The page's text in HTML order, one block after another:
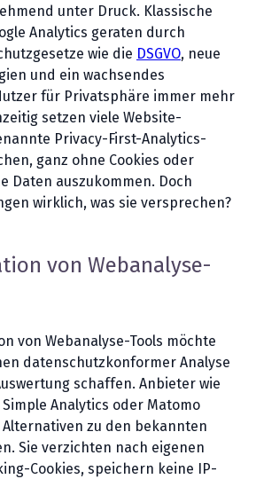
unter Druck. Klassische
Analytics geraten durch
wie die DSGVO, neue
und ein wachsendes
für Privatsphäre immer mehr
setzen viele Website-
Privacy-First-Analytics-
ganz ohne Cookies oder
Daten auszukommen. Doch
wirklich, was sie versprechen?
von Webanalyse-
von Webanalyse-Tools möchte
datenschutzkonformer Analyse
schaffen. Anbieter wie
Simple Analytics oder Matomo
Alternativen zu den bekannten
Sie verzichten nach eigenen
Cookies, speichern keine IP-